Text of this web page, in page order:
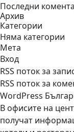
Последни
Архив
Категории
Няма категории
Мета
Вход
RSS поток за
RSS поток за
WordPress
В офисите на
получат